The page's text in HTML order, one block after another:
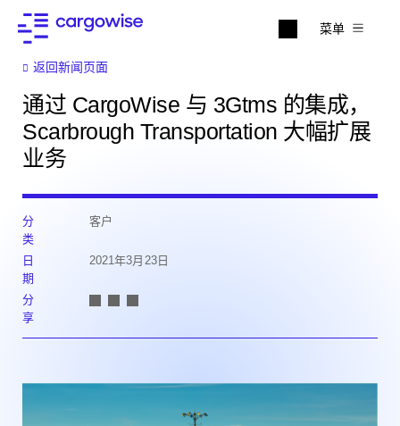
菜单
返回新闻页面
通过 CargoWise 与 3Gtms 的集成，
Scarbrough Transportation 大幅扩展
业务
分
类
客户
日
期
2021年3月23日
分
享